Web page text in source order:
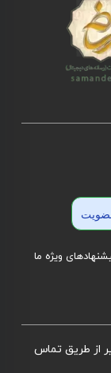
ویژه ما
از طریق تماس